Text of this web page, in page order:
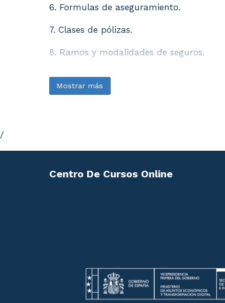
6. Formulas de aseguramiento.
7. Clases de pólizas.
8. Ramos y modalidades de seguros.
Mostrar más
/
Centro De Cursos Online